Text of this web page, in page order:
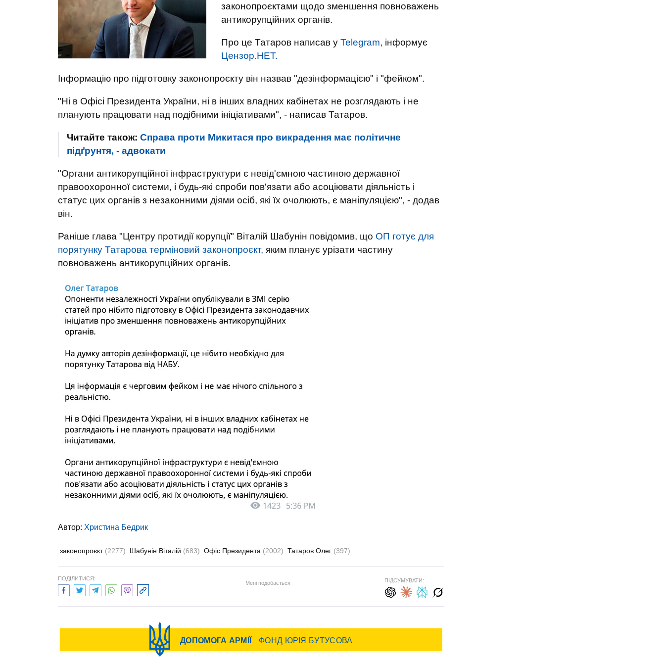
законопроєктами щодо зменшення повноважень
антикорупційних органів.
Про це Татаров написав у Telegram, інформує
Цензор.НЕТ.
Інформацію про підготовку законопроєкту він назвав "дезінформацією" і "фейком".
"Ні в Офісі Президента України, ні в інших владних кабінетах не розглядають і не
планують працювати над подібними ініціативами", - написав Татаров.
Читайте також: Справа проти Микитася про викрадення має політичне
підґрунтя, - адвокати
"Органи антикорупційної інфраструктури є невід'ємною частиною державної
правоохоронної системи, і будь-які спроби пов'язати або асоціювати діяльність і
статус цих органів з незаконними діями осіб, які їх очолюють, є маніпуляцією", - додав
він.
Раніше глава "Центру протидії корупції" Віталій Шабунін повідомив, що ОП готує для
порятунку Татарова терміновий законопроєкт, яким планує урізати частину
повноважень антикорупційних органів.
Автор: Христина Бедрик
законопроєкт (2277) Шабунін Віталій (683) Офіс Президента (2002) Татаров Олег (397)
ПОДІЛИТИСЯ:
Мені подобається ПІДСУМУВАТИ: